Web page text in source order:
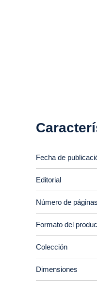
Fecha de
Editorial
Número de páginas
Formato del
Colección
Dimensiones